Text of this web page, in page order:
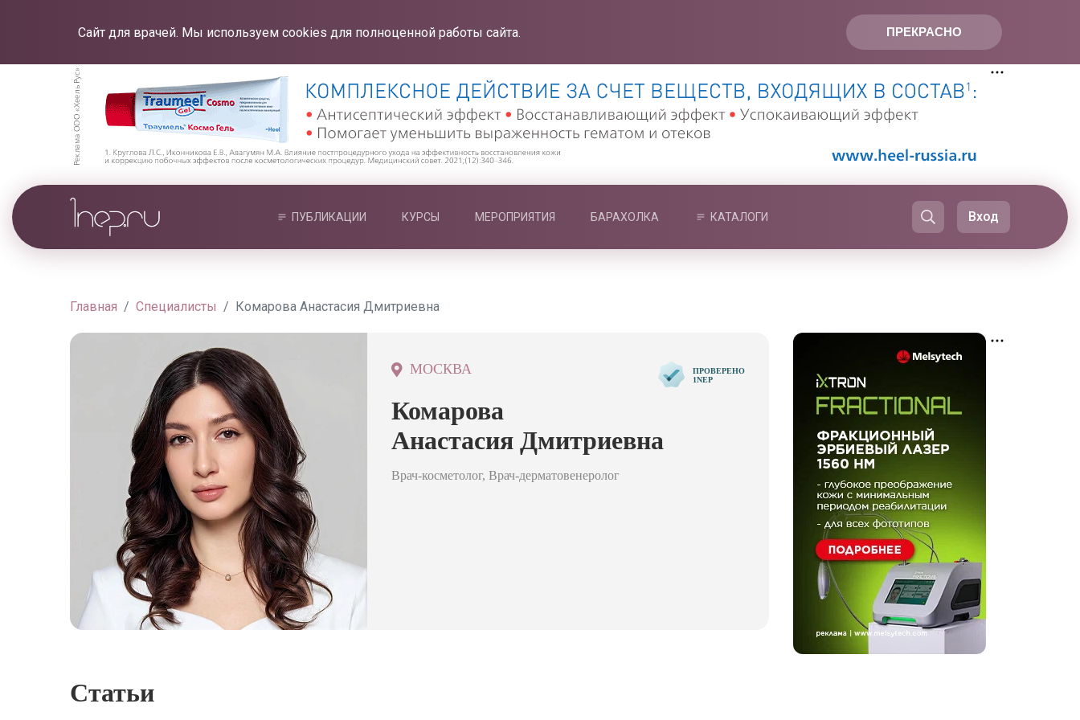
ПРЕКРАСНО
Сайт для врачей. Мы используем cookies для полноценной работы сайта.
ПУБЛИКАЦИИ КУРСЫ МЕРОПРИЯТИЯ БАРАХОЛКА КАТАЛОГИ Вход
Главная Специалисты Комарова Анастасия Дмитриевна
МОСКВА
ПРОВЕРЕНО
1NEP
Комарова
Анастасия Дмитриевна
Врач-косметолог, Врач-дерматовенеролог
Статьи